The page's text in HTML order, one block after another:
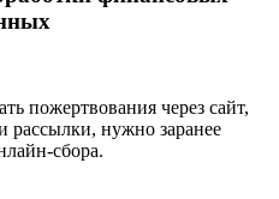
пожертвования через сайт,
нужно заранее
сбора.